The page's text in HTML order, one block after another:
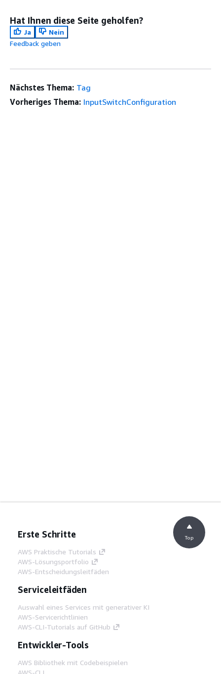
Hat Ihnen diese Seite geholfen?
Ja
Nein
Feedback geben
Nächstes Thema: Tag
Vorheriges Thema: InputSwitchConfiguration
Erste Schritte
AWS Praktische Tutorials
AWS-Lösungsportfolio
AWS-Entscheidungsleitfäden
Serviceleitfäden
Auswahl eines Services mit generativer KI
AWS-Servicerichtlinien
AWS-CLI-Tutorials auf GitHub
Entwickler-Tools
AWS Bibliothek mit Codebeispielen
AWS-CLI
Top